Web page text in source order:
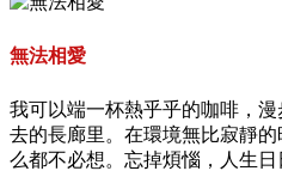
無法相愛
我可以端一杯熱乎乎的咖啡，
去的長廊里。在環境無比寂靜
么都不必想。忘掉煩惱，人生